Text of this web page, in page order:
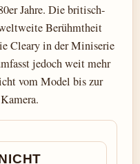
Jahre. Die britisch-
Berühmtheit
Cleary in der Miniserie
jedoch weit mehr
vom Model bis zur